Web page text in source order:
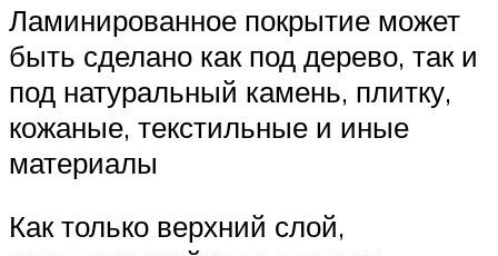
Ламинированное покрытие может
быть сделано как под дерево, так и
под натуральный камень, плитку,
кожаные, текстильные и иные
материалы
Как только верхний слой,